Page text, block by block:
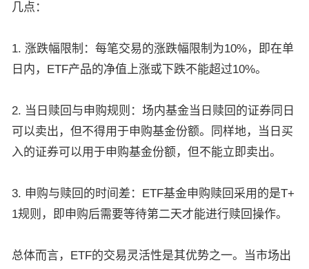
几点：
1. 涨跌幅限制：每笔交易的涨跌幅限制为10%，即在单
日内，ETF产品的净值上涨或下跌不能超过10%。
2. 当日赎回与申购规则：场内基金当日赎回的证券同日
可以卖出，但不得用于申购基金份额。同样地，当日买
入的证券可以用于申购基金份额，但不能立即卖出。
3. 申购与赎回的时间差：ETF基金申购赎回采用的是T+
1规则，即申购后需要等待第二天才能进行赎回操作。
总体而言，ETF的交易灵活性是其优势之一。当市场出